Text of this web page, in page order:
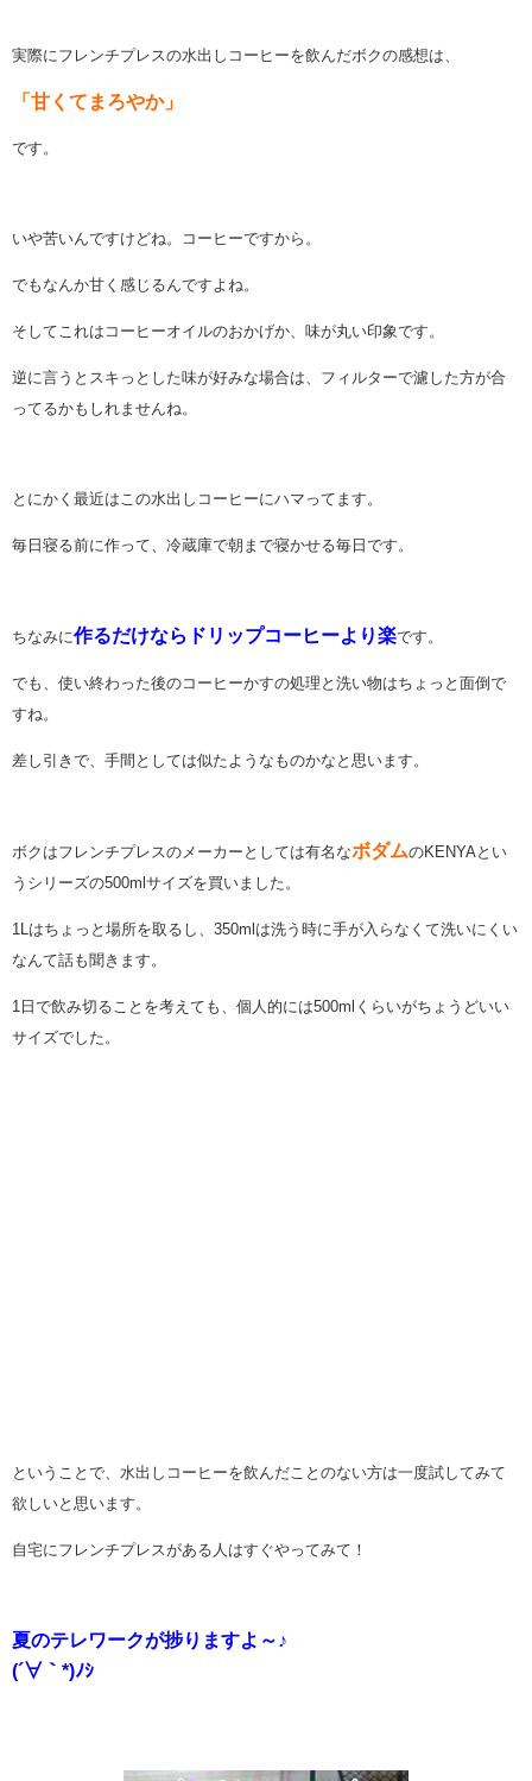
実際にフレンチプレスの水出しコーヒーを飲んだボクの感想は、
「甘くてまろやか」
です。
いや苦いんですけどね。コーヒーですから。
でもなんか甘く感じるんですよね。
そしてこれはコーヒーオイルのおかげか、味が丸い印象です。
逆に言うとスキっとした味が好みな場合は、フィルターで濾した方が合
ってるかもしれませんね。
とにかく最近はこの水出しコーヒーにハマってます。
毎日寝る前に作って、冷蔵庫で朝まで寝かせる毎日です。
ちなみに作るだけならドリップコーヒーより楽です。
でも、使い終わった後のコーヒーかすの処理と洗い物はちょっと面倒で
すね。
差し引きで、手間としては似たようなものかなと思います。
ボクはフレンチプレスのメーカーとしては有名なボダムのKENYAとい
うシリーズの500mlサイズを買いました。
1Lはちょっと場所を取るし、350mlは洗う時に手が入らなくて洗いにくい
なんて話も聞きます。
1日で飲み切ることを考えても、個人的には500mlくらいがちょうどいい
サイズでした。
ということで、水出しコーヒーを飲んだことのない方は一度試してみて
欲しいと思います。
自宅にフレンチプレスがある人はすぐやってみて！
夏のテレワークが捗りますよ～♪
(´∀｀*)ﾉｼ